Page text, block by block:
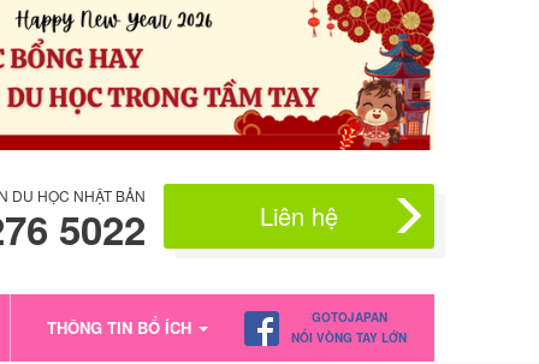
DU HỌC NHẬT BẢN
5022 Liên hệ
THÔNG TIN BỔ ÍCH
GOTOJAPAN
NỐI VÒNG TAY LỚN